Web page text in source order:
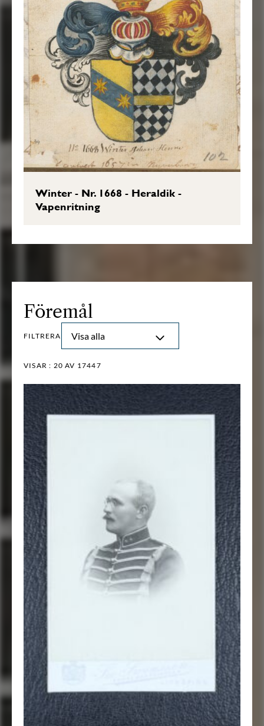
Winter - Nr. 1668 - Heraldik -
Vapenritning
Föremål
FILTRERA Visa alla
VISAR : 20 AV 17447